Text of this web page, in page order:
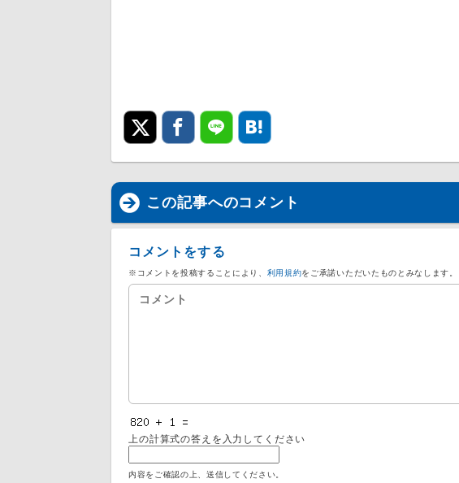
この記事へのコメント
コメントをする
※コメントを投稿することにより、 利用規約をご承諾いただいたものとみなします。
上の計算式の答えを入力してください
内容をご確認の上、送信してください。